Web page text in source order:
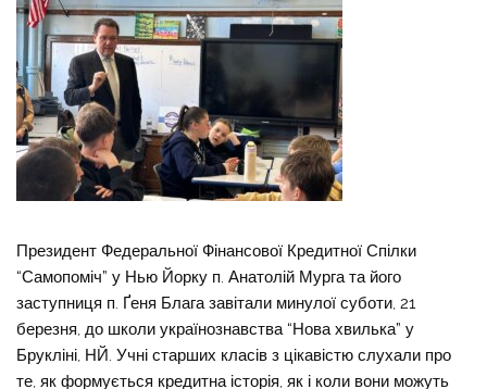
Президент Федеральної Фінансової Кредитної Спілки
“Самопоміч” у Нью Йорку п. Анатолій Мурга та його
заступниця п. Ґеня Блага завітали минулої суботи, 21
березня, до школи українознавства “Нова хвилька” у
Брукліні, НЙ. Учні старших класів з цікавістю слухали про
те, як формується кредитна історія, як і коли вони можуть